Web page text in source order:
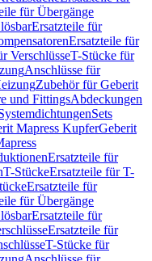
für Übergänge
Ersatzteile für
Ersatzteile für
VerschlüsseT-Stücke für
Anschlüsse für
Zubehör für Geberit
und FittingsAbdeckungen
Sets
Mapress KupferGeberit
Ersatzteile für
T-StückeErsatzteile für T-
Ersatzteile für
für Übergänge
Ersatzteile für
Ersatzteile für
T-Stücke für